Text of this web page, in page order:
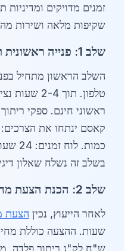
זמנים מדויקים
שקיפות מלאה ושירות
שלב 1: פנייה ראשונית וייעוץ
השלב הראשון מתחיל
טלפון. תוך
ראשוני חינם. ספקי
קאסם ינתחו את
כמות.
בשלב זה נשלח שאלון
שלב 2: הכנת הצעת מחיר מפורטת
לאחר הייעוץ, נכין הצעת
ש"ח לק"ג ריתוך פלדה,